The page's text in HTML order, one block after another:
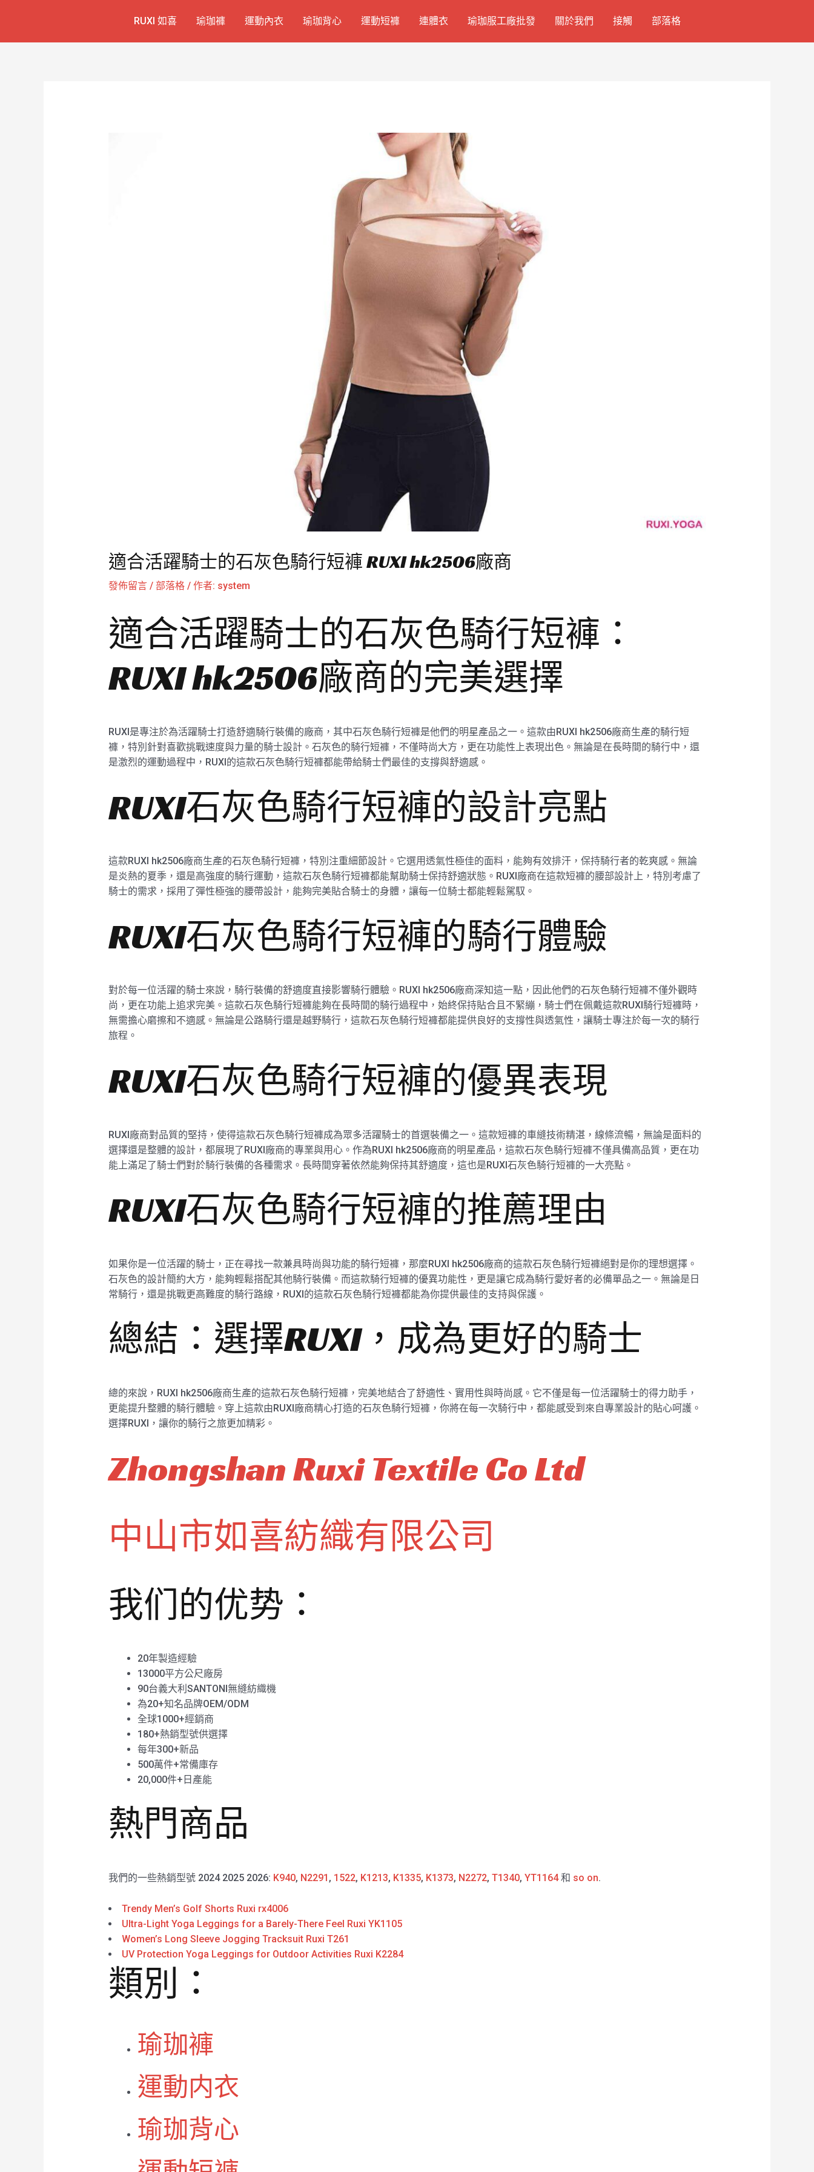
RUXI 如喜 瑜珈褲 運動內衣 瑜珈背心 運動短褲 連體衣 瑜珈服工廠批發 關於我們 接觸 部落格
適合活躍騎士的石灰色騎行短褲 RUXI hk2506廠商
發佈留言 / 部落格/ 作者: system
適合活躍騎士的石灰色騎行短褲：
RUXI hk2506廠商的完美選擇
RUXI是專注於為活躍騎士打造舒適騎行裝備的廠商，其中石灰色騎行短褲是他們的明星產品之一。這款由RUXI hk2506廠商生產的騎行短
褲，特別針對喜歡挑戰速度與力量的騎士設計。石灰色的騎行短褲，不僅時尚大方，更在功能性上表現出色。無論是在長時間的騎行中，還
是激烈的運動過程中，RUXI的這款石灰色騎行短褲都能帶給騎士們最佳的支撐與舒適感。
RUXI石灰色騎行短褲的設計亮點
這款RUXI hk2506廠商生產的石灰色騎行短褲，特別注重細節設計。它選用透氣性極佳的面料，能夠有效排汗，保持騎行者的乾爽感。無論
是炎熱的夏季，還是高強度的騎行運動，這款石灰色騎行短褲都能幫助騎士保持舒適狀態。RUXI廠商在這款短褲的腰部設計上，特別考慮了
騎士的需求，採用了彈性極強的腰帶設計，能夠完美貼合騎士的身體，讓每一位騎士都能輕鬆駕馭。
RUXI石灰色騎行短褲的騎行體驗
對於每一位活躍的騎士來說，騎行裝備的舒適度直接影響騎行體驗。RUXI hk2506廠商深知這一點，因此他們的石灰色騎行短褲不僅外觀時
尚，更在功能上追求完美。這款石灰色騎行短褲能夠在長時間的騎行過程中，始終保持貼合且不緊繃，騎士們在佩戴這款RUXI騎行短褲時，
無需擔心磨擦和不適感。無論是公路騎行還是越野騎行，這款石灰色騎行短褲都能提供良好的支撐性與透氣性，讓騎士專注於每一次的騎行
旅程。
RUXI石灰色騎行短褲的優異表現
RUXI廠商對品質的堅持，使得這款石灰色騎行短褲成為眾多活躍騎士的首選裝備之一。這款短褲的車縫技術精湛，線條流暢，無論是面料的
選擇還是整體的設計，都展現了RUXI廠商的專業與用心。作為RUXI hk2506廠商的明星產品，這款石灰色騎行短褲不僅具備高品質，更在功
能上滿足了騎士們對於騎行裝備的各種需求。長時間穿著依然能夠保持其舒適度，這也是RUXI石灰色騎行短褲的一大亮點。
RUXI石灰色騎行短褲的推薦理由
如果你是一位活躍的騎士，正在尋找一款兼具時尚與功能的騎行短褲，那麼RUXI hk2506廠商的這款石灰色騎行短褲絕對是你的理想選擇。
石灰色的設計簡約大方，能夠輕鬆搭配其他騎行裝備。而這款騎行短褲的優異功能性，更是讓它成為騎行愛好者的必備單品之一。無論是日
常騎行，還是挑戰更高難度的騎行路線，RUXI的這款石灰色騎行短褲都能為你提供最佳的支持與保護。
總結：選擇RUXI，成為更好的騎士
總的來說，RUXI hk2506廠商生產的這款石灰色騎行短褲，完美地結合了舒適性、實用性與時尚感。它不僅是每一位活躍騎士的得力助手，
更能提升整體的騎行體驗。穿上這款由RUXI廠商精心打造的石灰色騎行短褲，你將在每一次騎行中，都能感受到來自專業設計的貼心呵護。
選擇RUXI，讓你的騎行之旅更加精彩。
Zhongshan Ruxi Textile Co Ltd
中山市如喜紡織有限公司
我们的优势：
20年製造經驗
13000平方公尺廠房
90台義大利SANTONI無縫紡織機
為20+知名品牌OEM/ODM
全球1000+經銷商
180+熱銷型號供選擇
每年300+新品
500萬件+常備庫存
20,000件+日產能
熱門商品
我們的一些熱銷型號 2024 2025 2026: K940, N2291 , 1522, K1213, K1335, K1373, N2272, T1340, YT1164和 so on.
Trendy Men’s Golf Shorts Ruxi rx4006
Ultra-Light Yoga Leggings for a Barely-There Feel Ruxi YK1105
Women’s Long Sleeve Jogging Tracksuit Ruxi T261
UV Protection Yoga Leggings for Outdoor Activities Ruxi K2284
類別：
瑜珈褲
運動内衣
瑜珈背心